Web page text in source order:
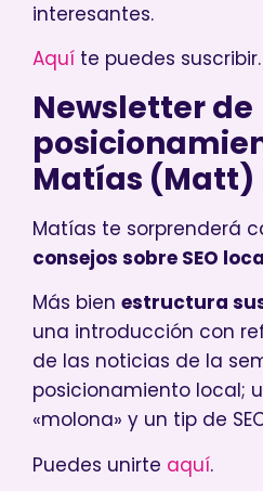
interesantes.
Aquí te puedes suscribir.
Newsletter de
Matías (Matt)
Matías te sorprenderá
consejos sobre SEO
Más bien estructura
una introducción con
de las noticias de la
posicionamiento local;
«molona» y un tip de
Puedes unirte aquí.